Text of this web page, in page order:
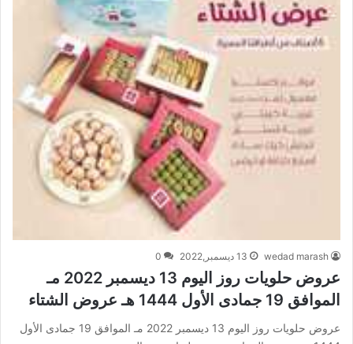
wedad marash 13 ديسمبر,2022 0
عروض حلويات روز اليوم 13 ديسمبر 2022 مـ
الموافق 19 جمادى الأول 1444 هـ عروض الشتاء
عروض حلويات روز اليوم 13 ديسمبر 2022 مـ الموافق 19 جمادى الأول